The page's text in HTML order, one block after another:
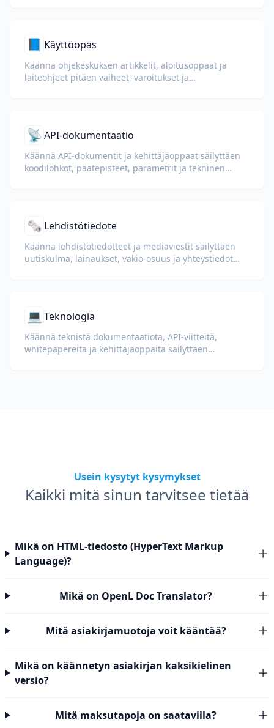
📘 Käyttöopas
Käännä ohjekeskuksen artikkelit, aloitusoppaat ja
laiteohjeet pitäen vaiheet, varoitukset ja
📡 API-dokumentaatio
Käännä API-dokumentit ja kehittäjäoppaat säilyttäen
koodilohkot, päätepisteet, parametrit ja tekninen
🗞️ Lehdistötiedote
Käännä lehdistötiedotteet ja mediaviestit säilyttäen
uutiskulma, lainaukset, vakio-osuus ja yhteystiedot
💻 Teknologia
Käännä teknistä dokumentaatiota, API-viitteitä,
whitepapereita ja kehittäjäoppaita säilyttäen
Usein kysytyt kysymykset
Kaikki mitä sinun tarvitsee tietää
Mikä on HTML-tiedosto (HyperText Markup
Language)?
Mikä on OpenL Doc Translator?
Mitä asiakirjamuotoja voit kääntää?
Mikä on käännetyn asiakirjan kaksikielinen
versio?
Mitä maksutapoja on saatavilla?